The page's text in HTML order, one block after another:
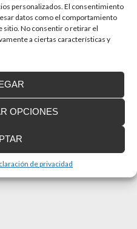
personalizados. El consentimiento
datos como el comportamiento
sitio. No consentir o retirar el
a ciertas características y
OPCIONES
de privacidad